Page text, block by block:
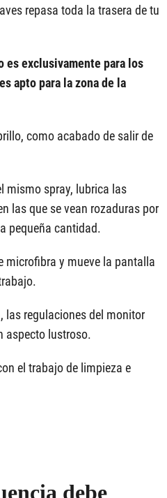
repasa toda la trasera de tu
es exclusivamente para los
apto para la zona de la
como acabado de salir de
mismo spray, lubrica las
las que se vean rozaduras por
pequeña cantidad.
microfibra y mueve la pantalla
las regulaciones del monitor
aspecto lustroso.
el trabajo de limpieza e
debe